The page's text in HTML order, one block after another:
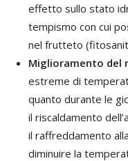
effetto sullo stato
tempismo con cui
nel frutteto
Miglioramento del
estreme di
quanto durante le
il riscaldamento
il raffreddamento
diminuire la